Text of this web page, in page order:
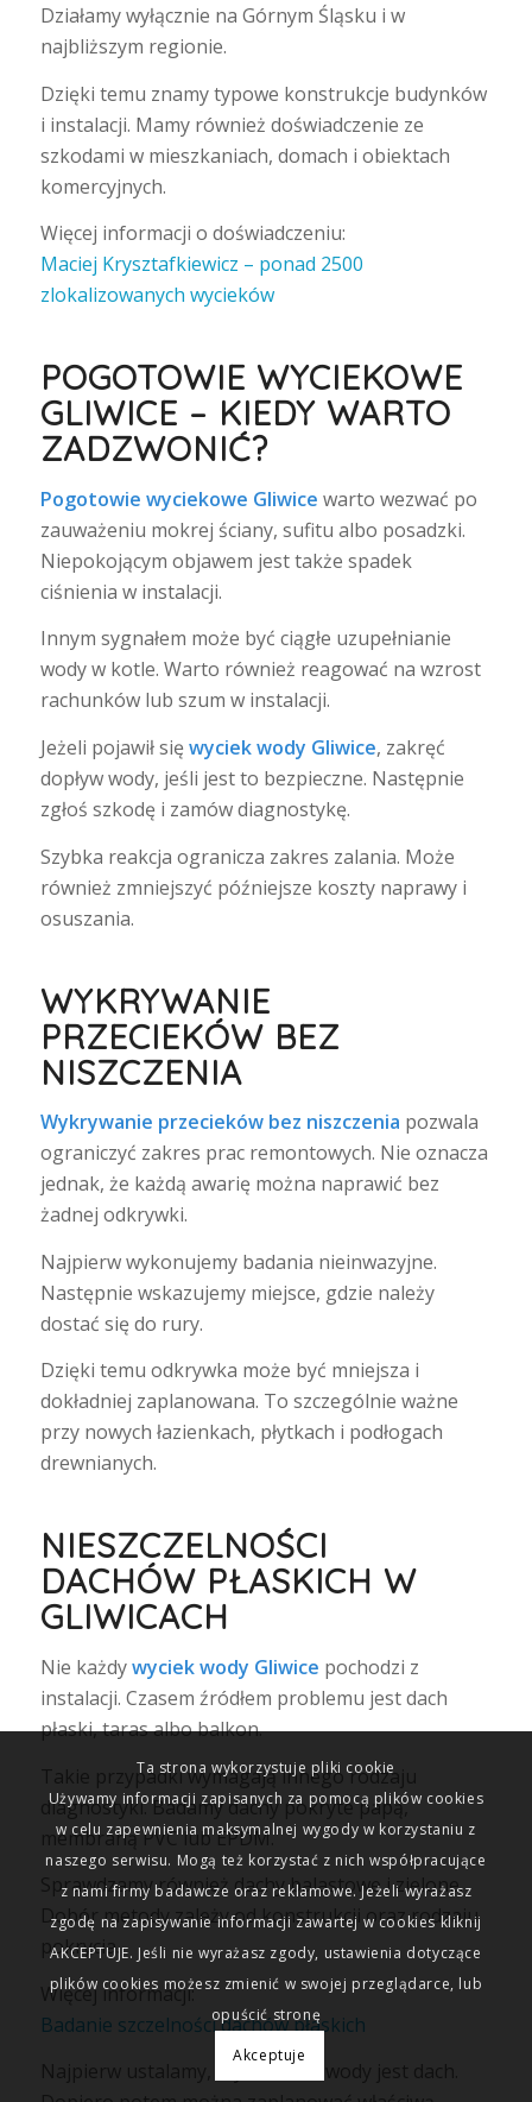
Działamy wyłącznie na Górnym Śląsku i w
najbliższym regionie.
Dzięki temu znamy typowe konstrukcje budynków
i instalacji. Mamy również doświadczenie ze
szkodami w mieszkaniach, domach i obiektach
komercyjnych.
Więcej informacji o doświadczeniu:
Maciej Krysztafkiewicz – ponad 2500
zlokalizowanych wycieków
POGOTOWIE WYCIEKOWE
GLIWICE – KIEDY WARTO
ZADZWONIĆ?
Pogotowie wyciekowe Gliwice warto wezwać po
zauważeniu mokrej ściany, sufitu albo posadzki.
Niepokojącym objawem jest także spadek
ciśnienia w instalacji.
Innym sygnałem może być ciągłe uzupełnianie
wody w kotle. Warto również reagować na wzrost
rachunków lub szum w instalacji.
Jeżeli pojawił się wyciek wody Gliwice, zakręć
dopływ wody, jeśli jest to bezpieczne. Następnie
zgłoś szkodę i zamów diagnostykę.
Szybka reakcja ogranicza zakres zalania. Może
również zmniejszyć późniejsze koszty naprawy i
osuszania.
WYKRYWANIE
PRZECIEKÓW BEZ
NISZCZENIA
Wykrywanie przecieków bez niszczenia pozwala
ograniczyć zakres prac remontowych. Nie oznacza
jednak, że każdą awarię można naprawić bez
żadnej odkrywki.
Najpierw wykonujemy badania nieinwazyjne.
Następnie wskazujemy miejsce, gdzie należy
dostać się do rury.
Dzięki temu odkrywka może być mniejsza i
dokładniej zaplanowana. To szczególnie ważne
przy nowych łazienkach, płytkach i podłogach
drewnianych.
NIESZCZELNOŚCI
DACHÓW PŁASKICH W
GLIWICACH
Nie każdywyciek wody Gliwice pochodzi z
instalacji. Czasem źródłem problemu jest dach
płaski, taras albo balkon.
Takie przypadki wymagają innego rodzaju
diagnostyki. Badamy dachy pokryte papą,
membraną PVC lub EPDM.
Sprawdzamy również dachy balastowe i zielone.
Dobór metody zależy od konstrukcji oraz rodzaju
pokrycia.
Więcej informacji:
Badanie szczelności dachów płaskich
Najpierw ustalamy, czy źródłem wody jest dach.
Ta strona wykorzystuje pliki cookie
Używamy informacji zapisanych za pomocą plików cookies
w celu zapewnienia maksymalnej wygody w korzystaniu z
naszego serwisu. Mogą też korzystać z nich współpracujące
z nami firmy badawcze oraz reklamowe. Jeżeli wyrażasz
zgodę na zapisywanie informacji zawartej w cookies kliknij
AKCEPTUJE. Jeśli nie wyrażasz zgody, ustawienia dotyczące
plików cookies możesz zmienić w swojej przeglądarce, lub
opuścić stronę
Akceptuje